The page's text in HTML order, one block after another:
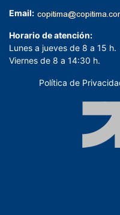
Email:
Horario de atención:
Lunes a jueves de 8 a 15 h.
Viernes de 8 a 14:30 h.
Política de